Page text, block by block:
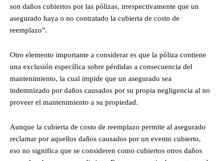
son daños cubiertos por las pólizas, irrespectivamente que un
asegurado haya o no contratado la cubierta de costo de
reemplazo”.
Otro elemento importante a considerar es que la póliza contiene
una exclusión específica sobre pérdidas a consecuencia del
mantenimiento, la cual impide que un asegurado sea
indemnizado por daños causados por su propia negligencia al no
proveer el mantenimiento a su propiedad.
Aunque la cubierta de costo de reemplazo permite al asegurado
reclamar por aquellos daños causados por un evento cubierto,
eso no significa que se consideren como cubiertos otros daños